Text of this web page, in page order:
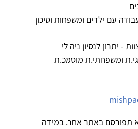
עם ילדים ומשפחות וסיכון
- יתרון לנסיון ניהולי
ומשפחתי.ת מוסמכ.ת
תפורסם באתר אחר. במידה